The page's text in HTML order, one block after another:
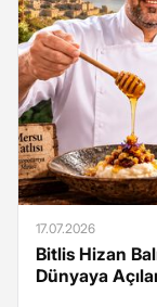
17.07.2026
Bitlis Hizan
Dünyaya